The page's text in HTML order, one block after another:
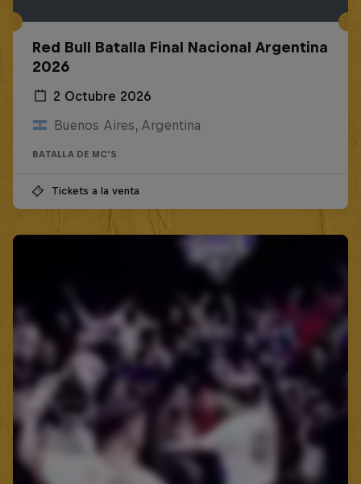
Red Bull Batalla Final Nacional Argentina
2026
2 Octubre 2026
Buenos Aires, Argentina
BATALLA DE MC'S
Tickets a la venta